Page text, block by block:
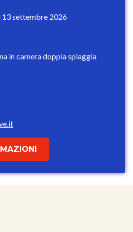
13 settembre 2026
in camera doppia spiaggia